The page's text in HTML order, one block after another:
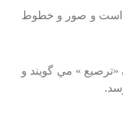
است‌ و صور و خطوط‌
» مي‌ گويند و